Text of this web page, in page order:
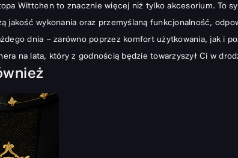
Wittchen to znacznie więcej niż tylko akcesorium. To
jakość wykonania oraz przemyślaną funkcjonalność,
dnia – zarówno poprzez komfort użytkowania, jak i
na lata, który z godnością będzie towarzyszył Ci w